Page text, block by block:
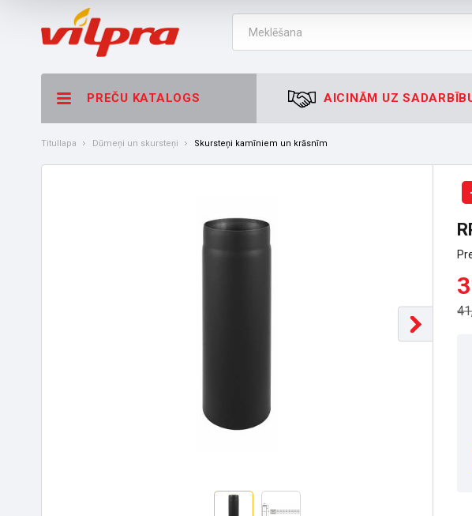
PREČU KATALOGS AICINĀM UZ
Titullapa Dūmeņi un skursteņi Skursteņi kamīniem un krāsnīm